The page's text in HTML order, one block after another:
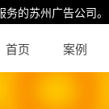
务的苏州广告公司。
首页 案例